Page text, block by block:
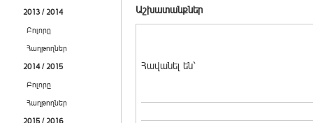
2013 / 2014
Բոլորը
Հաղթողներ
2014 / 2015
Բոլորը
Հաղթողներ
Աշխատանքներ
Հավանել են`